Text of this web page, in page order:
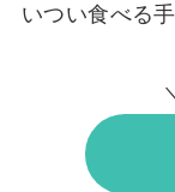
いつい食べる